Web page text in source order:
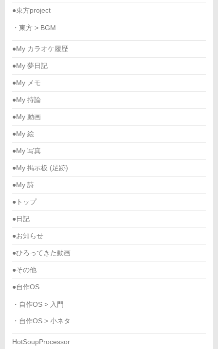
●東方project
・東方 > BGM
●My カラオケ履歴
●My 夢日記
●My メモ
●My 持論
●My 動画
●My 絵
●My 写真
●My 掲示板 (足跡)
●My 詩
●トップ
●日記
●お知らせ
●ひろってきた動画
●その他
●自作OS
・自作OS > 入門
・自作OS > 小ネタ
HotSoupProcessor